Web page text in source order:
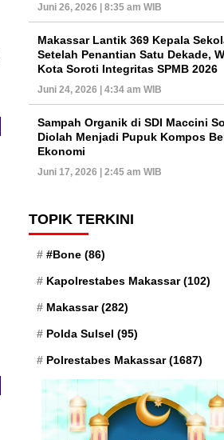
Juni 26, 2026 | 8:35 am WIB
Makassar Lantik 369 Kepala
Setelah Penantian Satu Dekade,
Kota Soroti Integritas SPMB 2026
Juni 24, 2026 | 4:34 am WIB
Sampah Organik di SDI Maccini
Diolah Menjadi Pupuk Kompos
Ekonomi
Juni 17, 2026 | 2:45 am WIB
TOPIK TERKINI
#Bone (86)
Kapolrestabes Makassar(102)
Makassar(282)
Polda Sulsel (95)
Polrestabes Makassar(1687)